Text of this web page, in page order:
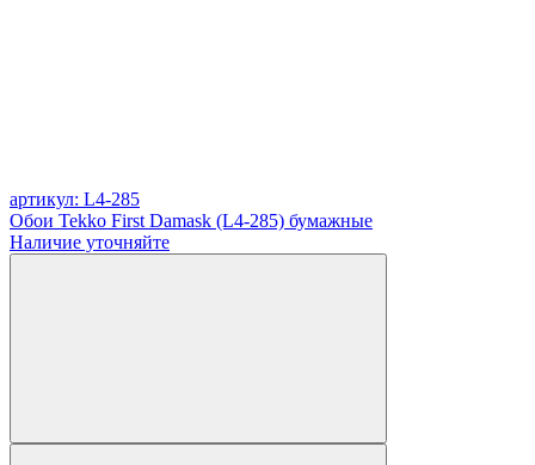
артикул: L4-285
Обои Tekko First Damask (L4-285) бумажные
Наличие уточняйте